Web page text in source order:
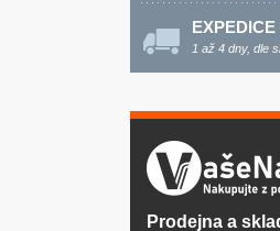
EXPEDICE
1 až 4 dny, dle
Prodejna a